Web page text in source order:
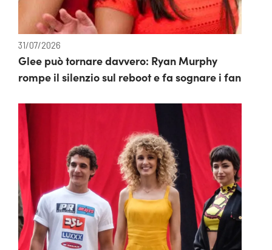
31/07/2026
Glee può tornare davvero: Ryan Murphy
rompe il silenzio sul reboot e fa sognare i fan